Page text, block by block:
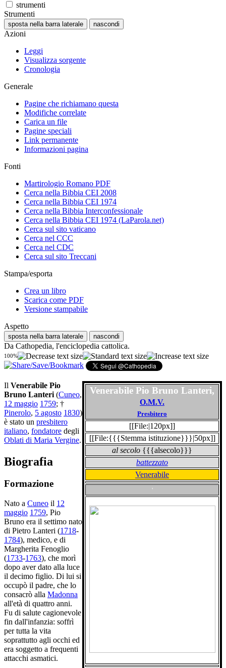
strumenti
Strumenti
sposta nella barra laterale nascondi
Azioni
Leggi
Visualizza sorgente
Cronologia
Generale
Pagine che richiamano questa
Modifiche correlate
Carica un file
Pagine speciali
Link permanente
Informazioni pagina
Fonti
Martirologio Romano PDF
Cerca nella Bibbia CEI 2008
Cerca nella Bibbia CEI 1974
Cerca nella Bibbia Interconfessionale
Cerca nella Bibbia CEI 1974 (LaParola.net)
Cerca sul sito vaticano
Cerca nel CCC
Cerca nel CDC
Cerca sul sito Treccani
Stampa/esporta
Crea un libro
Scarica come PDF
Versione stampabile
Aspetto
sposta nella barra laterale nascondi
Da Cathopedia, l'enciclopedia cattolica.
100%
Venerabile Pio Bruno Lanteri,
O.M.V.
Presbitero
[[File:|120px]]
[[File:{{{Stemma istituzione}}}|50px]]
al secolo {{{alsecolo}}}
battezzato
Venerabile
'
Il Venerabile Pio
Bruno Lanteri (Cuneo,
12 maggio 1759; †
Pinerolo, 5 agosto 1830)
è stato un presbitero
italiano, fondatore degli
Oblati di Maria Vergine.
Biografia
Formazione
Nato a Cuneo il 12
maggio 1759, Pio
Bruno era il settimo nato
di Pietro Lanteri (1718-
1784), medico, e di
Margherita Fenoglio
(1733-1763), che morì
dopo aver dato alla luce
il decimo figlio. Di lui si
occupò il padre, che lo
consacrò alla Madonna
all'età di quattro anni.
Fu di salute cagionevole
fin dall'infanzia: soffrì
per tutta la vita
soprattutto agli occhi ed
era soggetto a frequenti
attacchi asmatici.